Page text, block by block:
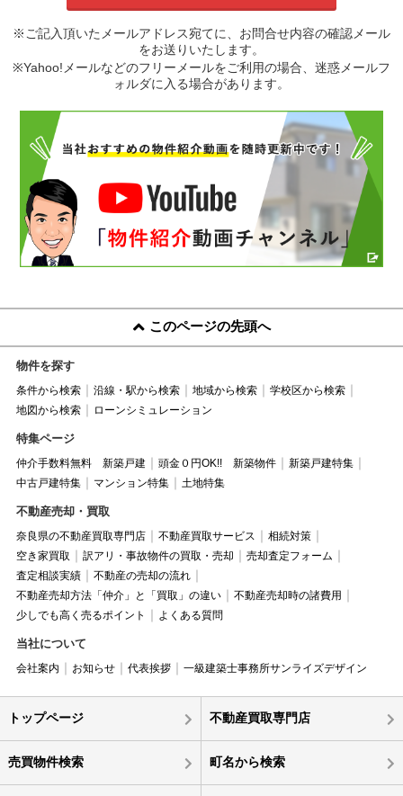
※ご記入頂いたメールアドレス宛てに、お問合せ内容の確認メール
をお送りいたします。
※Yahoo!メールなどのフリーメールをご利用の場合、迷惑メールフ
ォルダに入る場合があります。
このページの先頭へ
物件を探す
条件から検索 沿線・駅から検索 地域から検索
学校区から検索
地図から検索
ローンシミュレーション
特集ページ
仲介手数料無料 新築戸建 頭金０円OK!! 新築物件
新築戸建特集
中古戸建特集
マンション特集 土地特集
不動産売却・買取
奈良県の不動産買取専門店 不動産買取サービス
相続対策
空き家買取
訳アリ・事故物件の買取・売却
売却査定フォーム
査定相談実績
不動産の売却の流れ
不動産売却方法「仲介」と「買取」の違い
不動産売却時の諸費用
少しでも高く売るポイント
よくある質問
当社について
会社案内 お知らせ 代表挨拶 一級建築士事務所サンライズデザイン
トップページ 不動産買取専門店
売買物件検索 町名から検索